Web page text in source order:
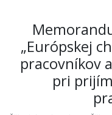
„Európskej
pracovníkov
pri